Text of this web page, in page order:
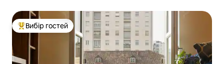
Топ вибір гостей
Вибір гостей